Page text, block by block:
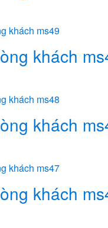
khách
khách
khách